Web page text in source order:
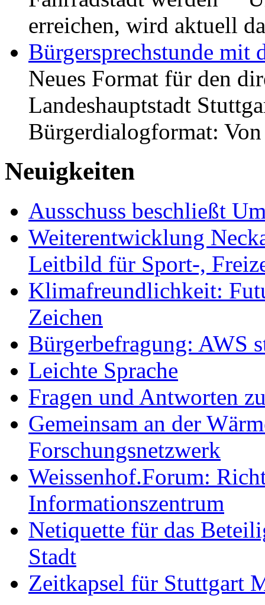
erreichen, wird aktuell
Bürgersprechstunde mit
Neues Format für den
Landeshauptstadt
Bürgerdialogformat:
Neuigkeiten
Ausschuss beschließt
Weiterentwicklung
Leitbild für Sport-,
Klimafreundlichkeit:
Zeichen
Bürgerbefragung: AWS
Leichte Sprache
Fragen und Antworten
Gemeinsam an der
Forschungsnetzwerk
Weissenhof.Forum:
Informationszentrum
Netiquette für das
Stadt
Zeitkapsel für Stuttgart